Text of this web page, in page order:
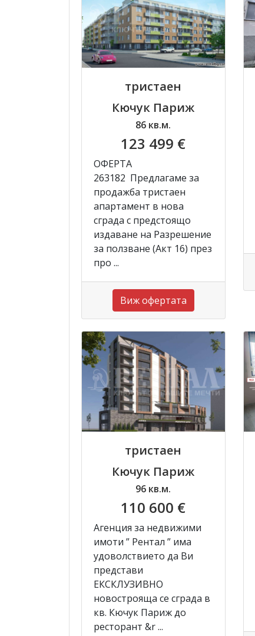
тристаен
Кючук Париж
86 кв.м.
123 499 €
ОФЕРТА
263182 Предлагаме за
продажба тристаен
апартамент в нова
сграда с предстоящо
издаване на Разрешение
за ползване (Акт 16) през
про ...
Виж офертата
тристаен
Кючук Париж
96 кв.м.
110 600 €
Агенция за недвижими
имоти ” Рентал ” има
удоволствието да Ви
представи
ЕКСКЛУЗИВНО
новострояща се сграда в
кв. Кючук Париж до
ресторант &r ...